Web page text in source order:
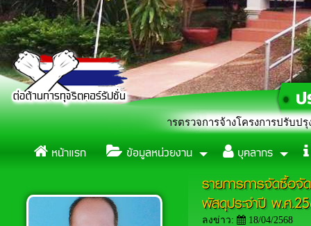
รื่อง ประชาสัมพันธ์การตรวจการจ้างโครงการปรับปรุงถนนลูกรัง บ้า
หน้าแรก ข้อมูลหน่วยงาน บุคลากร
รายการการจัดซื้อจั
พัสดุประจำปี พ.ศ
ลงข่าว: 18/04/2568